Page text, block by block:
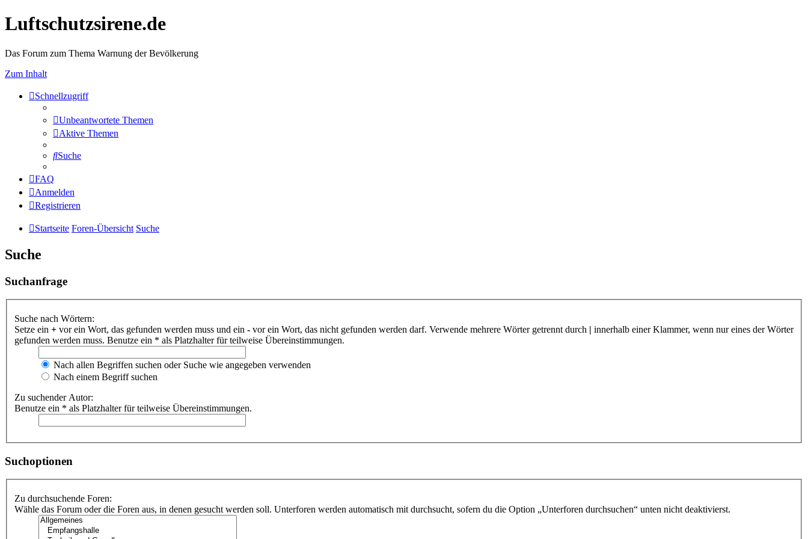
Luftschutzsirene.de
Das Forum zum Thema Warnung der Bevölkerung
Zum Inhalt
Schnellzugriff
Unbeantwortete Themen
Aktive Themen
Suche
FAQ
Anmelden
Registrieren
Startseite Foren-Übersicht Suche
Suche
Suchanfrage
Suche nach Wörtern:
Setze ein + vor ein Wort, das gefunden werden muss und ein - vor ein Wort, das nicht gefunden werden darf. Verwende mehrere Wörter getrennt durch | innerhalb einer Klammer, wenn nur eines der Wörter
gefunden werden muss. Benutze ein * als Platzhalter für teilweise Übereinstimmungen.
Nach allen Begriffen suchen oder Suche wie angegeben verwenden
Nach einem Begriff suchen
Zu suchender Autor:
Benutze ein * als Platzhalter für teilweise Übereinstimmungen.
Suchoptionen
Zu durchsuchende Foren:
Wähle das Forum oder die Foren aus, in denen gesucht werden soll. Unterforen werden automatisch mit durchsucht, sofern du die Option „Unterforen durchsuchen“ unten nicht deaktivierst.